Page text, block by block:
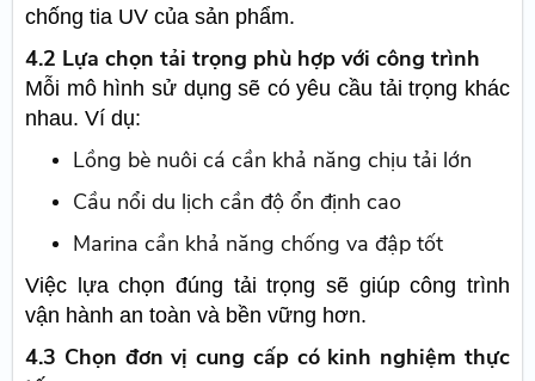
chống tia UV của sản phẩm.
4.2 Lựa chọn tải trọng phù hợp với công trình
Mỗi mô hình sử dụng sẽ có yêu cầu tải trọng khác
nhau. Ví dụ:
Lồng bè nuôi cá cần khả năng chịu tải lớn
Cầu nổi du lịch cần độ ổn định cao
Marina cần khả năng chống va đập tốt
Việc lựa chọn đúng tải trọng sẽ giúp công trình
vận hành an toàn và bền vững hơn.
4.3 Chọn đơn vị cung cấp có kinh nghiệm thực